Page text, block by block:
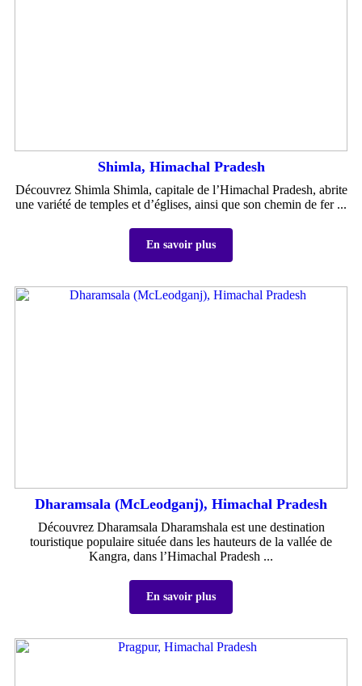
Shimla, Himachal Pradesh
Découvrez Shimla Shimla, capitale de l’Himachal Pradesh, abrite
une variété de temples et d’églises, ainsi que son chemin de fer ...
En savoir plus
Dharamsala (McLeodganj), Himachal Pradesh
Découvrez Dharamsala Dharamshala est une destination
touristique populaire située dans les hauteurs de la vallée de
Kangra, dans l’Himachal Pradesh ...
En savoir plus